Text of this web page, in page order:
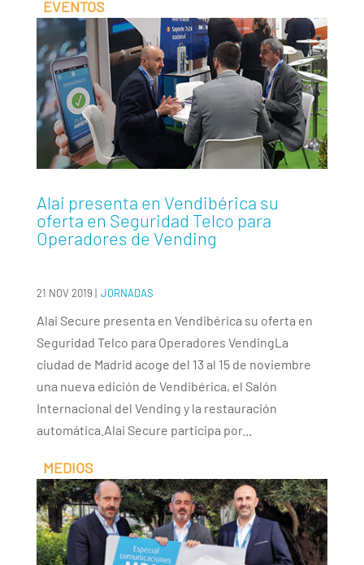
Alai presenta en Vendibérica su
oferta en Seguridad Telco para
Operadores de Vending
21 NOV 2019 | JORNADAS
Alai Secure presenta en Vendibérica su oferta en
Seguridad Telco para Operadores VendingLa
ciudad de Madrid acoge del 13 al 15 de noviembre
una nueva edición de Vendibérica, el Salón
Internacional del Vending y la restauración
automática.Alai Secure participa por...